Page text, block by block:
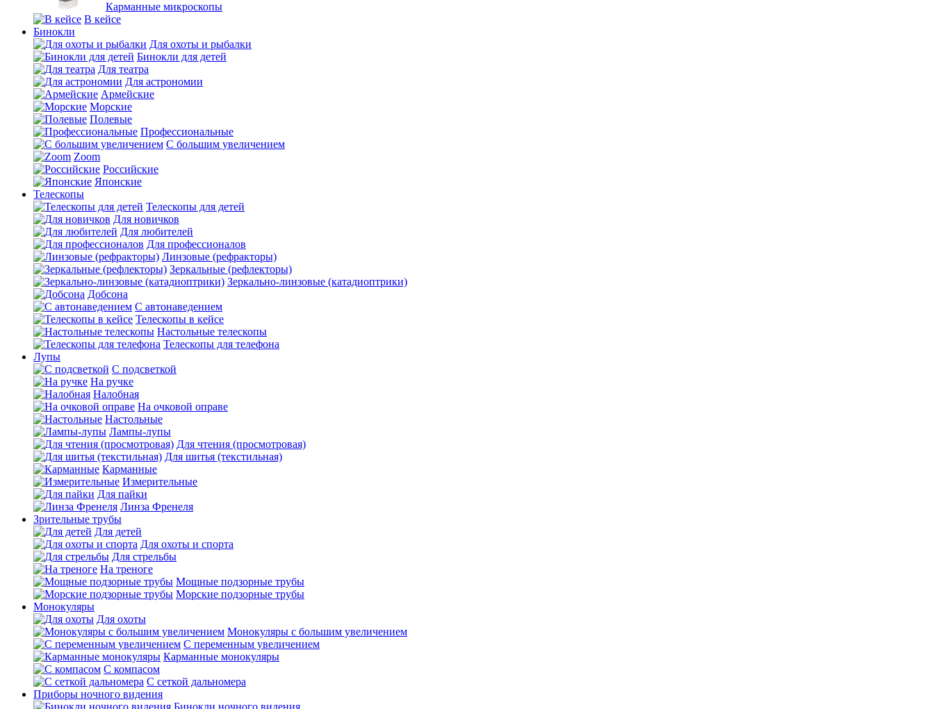
Карманные микроскопы
В кейсе
Бинокли
Для охоты и рыбалки
Бинокли для детей
Для театра
Для астрономии
Армейские
Морские
Полевые
Профессиональные
С большим увеличением
Zoom
Российские
Японские
Телескопы
Телескопы для детей
Для новичков
Для любителей
Для профессионалов
Линзовые (рефракторы)
Зеркальные (рефлекторы)
Зеркально-линзовые (катадиоптрики)
Добсона
С автонаведением
Телескопы в кейсе
Настольные телескопы
Телескопы для телефона
Лупы
С подсветкой
На ручке
Налобная
На очковой оправе
Настольные
Лампы-лупы
Для чтения (просмотровая)
Для шитья (текстильная)
Карманные
Измерительные
Для пайки
Линза Френеля
Зрительные трубы
Для детей
Для охоты и спорта
Для стрельбы
На треноге
Мощные подзорные трубы
Морские подзорные трубы
Монокуляры
Для охоты
Монокуляры с большим увеличением
С переменным увеличением
Карманные монокуляры
С компасом
С сеткой дальномера
Приборы ночного видения
Бинокли ночного видения